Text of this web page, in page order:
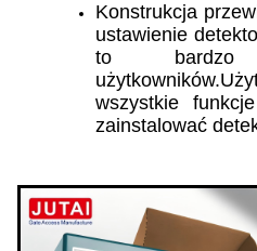
Konstrukcja
ustawienie
to bardzo
wszystkie
zainstalować